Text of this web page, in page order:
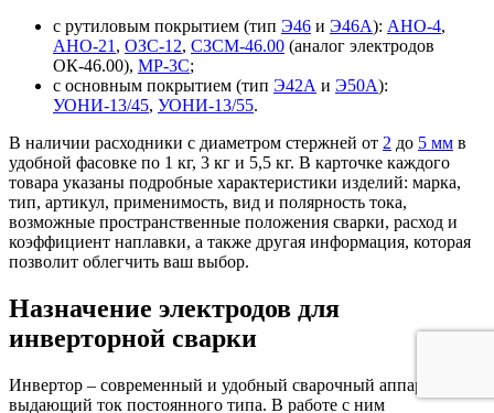
с рутиловым покрытием (тип Э46 и Э46А): АНО-4,
АНО-21 , ОЗС-12, СЗСМ-46.00 (аналог электродов
ОК-46.00), МР-3С;
с основным покрытием (тип Э42А и Э50А):
УОНИ-13/45, УОНИ-13/55.
В наличии расходники с диаметром стержней от 2 до 5 мм в
удобной фасовке по 1 кг, 3 кг и 5,5 кг. В карточке каждого
товара указаны подробные характеристики изделий: марка,
тип, артикул, применимость, вид и полярность тока,
возможные пространственные положения сварки, расход и
коэффициент наплавки, а также другая информация, которая
позволит облегчить ваш выбор.
Назначение электродов для
инверторной сварки
Инвертор – современный и удобный сварочный аппарат,
выдающий ток постоянного типа. В работе с ним